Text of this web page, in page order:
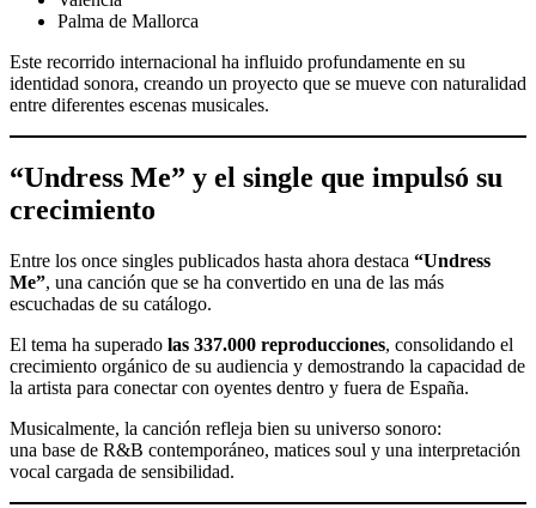
Palma de Mallorca
Este recorrido internacional ha influido profundamente en su
identidad sonora, creando un proyecto que se mueve con naturalidad
entre diferentes escenas musicales.
“Undress Me” y el single que impulsó su
crecimiento
Entre los once singles publicados hasta ahora destaca “Undress
Me”, una canción que se ha convertido en una de las más
escuchadas de su catálogo.
El tema ha superado las 337.000 reproducciones, consolidando el
crecimiento orgánico de su audiencia y demostrando la capacidad de
la artista para conectar con oyentes dentro y fuera de España.
Musicalmente, la canción refleja bien su universo sonoro:
una base de R&B contemporáneo, matices soul y una interpretación
vocal cargada de sensibilidad.